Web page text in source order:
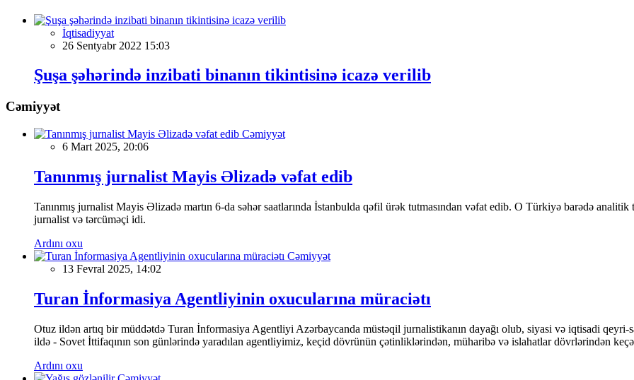
İqtisadiyyat
26 Sentyabr 2022 15:03
Şuşa şəhərində inzibati binanın tikintisinə icazə verilib
Cəmiyyət
Cəmiyyət
6 Mart 2025, 20:06
Tanınmış jurnalist Mayis Əlizadə vəfat edib
Tanınmış jurnalist Mayis Əlizadə martın 6-da səhər saatlarında İstanbulda qəfil ürək tutmasından vəfat edib. O Türkiyə barədə
jurnalist və tərcüməçi idi.
Ardını oxu
Cəmiyyət
13 Fevral 2025, 14:02
Turan İnformasiya Agentliyinin oxucularına müraciətı
Otuz ildən artıq bir müddətdə Turan İnformasiya Agentliyi Azərbaycanda müstəqil jurnalistikanın dayağı olub, siyasi və iqtisadi
ildə - Sovet İttifaqının son günlərində yaradılan agentliyimiz, keçid dövrünün çətinliklərindən, müharibə və islahatlar dövrlərindən
Ardını oxu